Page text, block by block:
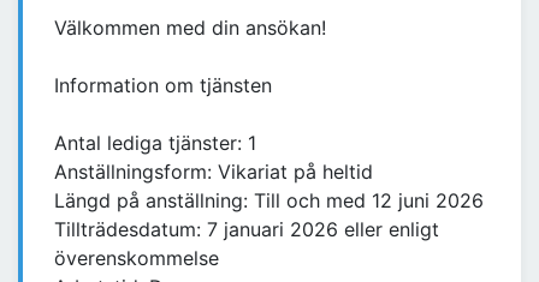
Välkommen med din ansökan!
Information om tjänsten
Antal lediga tjänster: 1
Anställningsform: Vikariat på heltid
Längd på anställning: Till och med 12 juni 2026
Tillträdesdatum: 7 januari 2026 eller enligt
överenskommelse